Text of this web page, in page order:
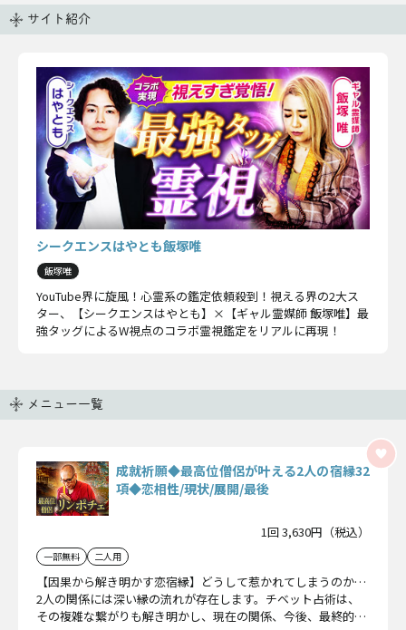
サイト紹介
シークエンスはやとも飯塚唯
飯塚唯
YouTube界に旋風！心霊系の鑑定依頼殺到！視える界の2大ス
ター、【シークエンスはやとも】×【ギャル霊媒師 飯塚唯】最
強タッグによるW視点のコラボ霊視鑑定をリアルに再現！
メニュー一覧
成就祈願◆最高位僧侶が叶える2人の宿縁32
項◆恋相性/現状/展開/最後
1回 3,630円（税込）
一部無料 二人用
【因果から解き明かす恋宿縁】どうして惹かれてしまうのか…
2人の関係には深い縁の流れが存在します。チベット占術は、
その複雑な繋がりも解き明かし、現在の関係、今後、最終的な